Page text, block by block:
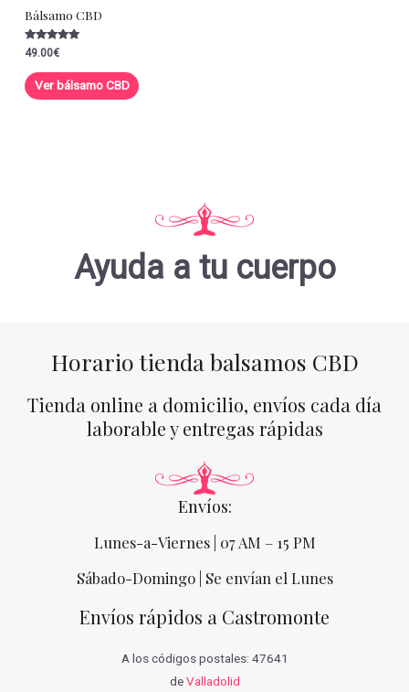
Bálsamo CBD
Valorado con
5.00
de 5
49.00€
Ver bálsamo CBD
Ayuda a tu cuerpo
Horario tienda balsamos CBD
Tienda online a domicilio, envíos cada día
laborable y entregas rápidas
Envíos:
Lunes-a-Viernes | 07 AM – 15 PM
Sábado-Domingo | Se envían el Lunes
Envíos rápidos a Castromonte
A los códigos postales: 47641
deValladolid